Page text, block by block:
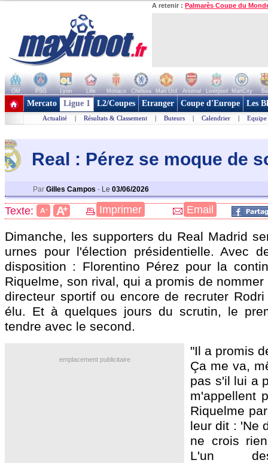
A retenir : Palmarès Coupe du
OM PSG Lyon Lille Monaco Chelsea Man Utd Arsenal Liverpool ManCity
+ de clubs
Mercato Ligue 1 L2/Coupes Etranger Coupe d'Europe Les
Actualité | Résultats & Classement | Buteurs | Calendrier | Equipe
Real : Pérez se moque de
Par Gilles Campos - Le 03/06/2026
Texte: A- A+ Imprimer Email
Dimanche, les supporters du Real Madrid
urnes pour l'élection présidentielle. Avec
disposition : Florentino Pérez pour la
Riquelme, son rival, qui a promis de
directeur sportif ou encore de recruter
élu. Et à quelques jours du scrutin, le
tendre avec le second.
emplacement publicitaire
"Il a promis
Ça me va,
pas s'il lui a
m'appellent
Riquelme
leur dit : 'Ne
ne crois
L'un